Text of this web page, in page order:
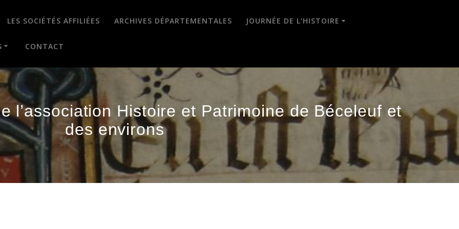
LES SOCIÉTÉS AFFILIÉES ARCHIVES DÉPARTEMENTALES JOURNÉE DE L’HISTOIRE
CONTACT
l’association Histoire et Patrimoine de Béceleuf et
des environs